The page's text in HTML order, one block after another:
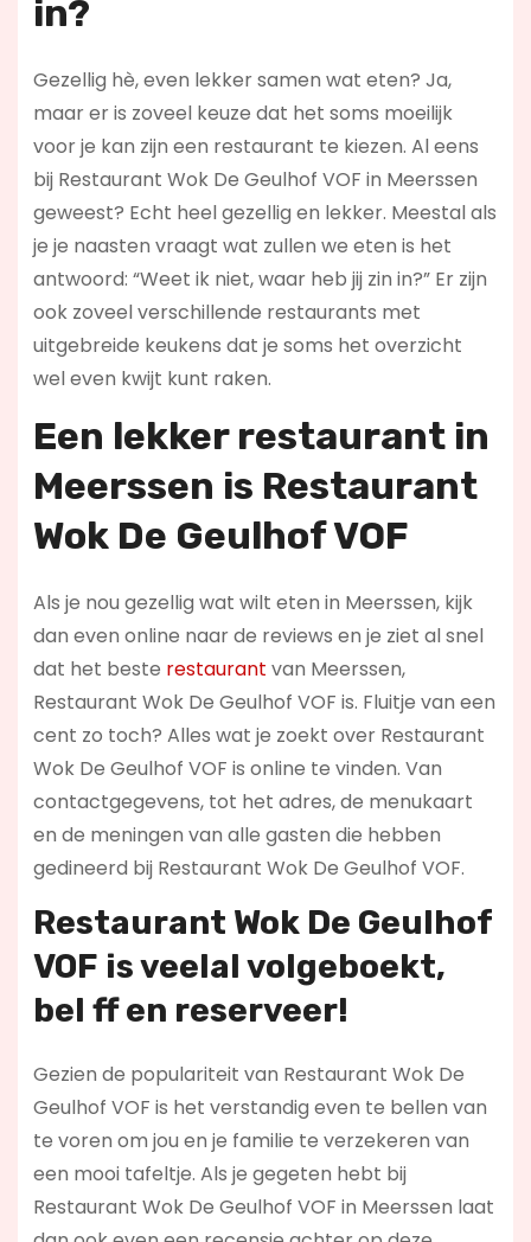
in?
Gezellig hè, even lekker samen wat eten? Ja,
maar er is zoveel keuze dat het soms moeilijk
voor je kan zijn een restaurant te kiezen. Al eens
bij Restaurant Wok De Geulhof VOF in Meerssen
geweest? Echt heel gezellig en lekker. Meestal als
je je naasten vraagt wat zullen we eten is het
antwoord: “Weet ik niet, waar heb jij zin in?” Er zijn
ook zoveel verschillende restaurants met
uitgebreide keukens dat je soms het overzicht
wel even kwijt kunt raken.
Een lekker restaurant in
Meerssen is Restaurant
Wok De Geulhof VOF
Als je nou gezellig wat wilt eten in Meerssen, kijk
dan even online naar de reviews en je ziet al snel
dat het beste restaurant van Meerssen,
Restaurant Wok De Geulhof VOF is. Fluitje van een
cent zo toch? Alles wat je zoekt over Restaurant
Wok De Geulhof VOF is online te vinden. Van
contactgegevens, tot het adres, de menukaart
en de meningen van alle gasten die hebben
gedineerd bij Restaurant Wok De Geulhof VOF.
Restaurant Wok De Geulhof
VOF is veelal volgeboekt,
bel ff en reserveer!
Gezien de populariteit van Restaurant Wok De
Geulhof VOF is het verstandig even te bellen van
te voren om jou en je familie te verzekeren van
een mooi tafeltje. Als je gegeten hebt bij
Restaurant Wok De Geulhof VOF in Meerssen laat